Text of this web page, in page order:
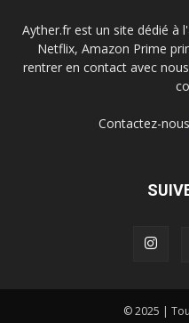
Ayther.fr est un site dédié à
Netflix, Amazon Prime
rentrer en contact avec
Contactez-
© 2025 |